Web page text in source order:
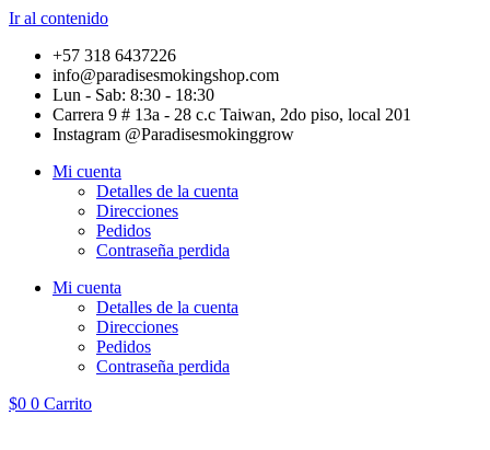
Ir al contenido
+57 318 6437226
info@paradisesmokingshop.com
Lun - Sab: 8:30 - 18:30
Carrera 9 # 13a - 28 c.c Taiwan, 2do piso, local 201
Instagram @Paradisesmokinggrow
Mi cuenta
Detalles de la cuenta
Direcciones
Pedidos
Contraseña perdida
Mi cuenta
Detalles de la cuenta
Direcciones
Pedidos
Contraseña perdida
$0 0 Carrito